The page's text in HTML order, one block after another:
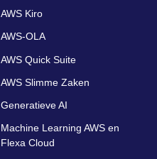
AWS Kiro
AWS-OLA
AWS Quick Suite
AWS Slimme Zaken
Generatieve AI
Machine Learning AWS en
Flexa Cloud